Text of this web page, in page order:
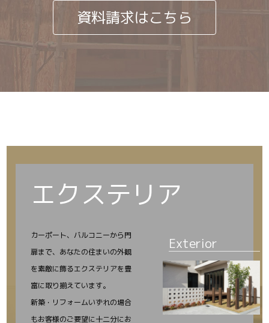
資料請求はこちら
エクステリア
カーポート、バルコニーから門
扉まで、あなたの住まいの外観
を素敵に飾るエクステリアを豊
富に取り揃えています。
新築・リフォームいずれの場合
もお客様のご要望に十二分にお
Exterior